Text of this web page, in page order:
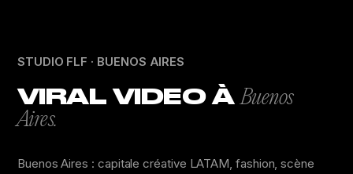
STUDIO FLF · BUENOS AIRES
VIRAL VIDEO ÀBuenos
Aires.
Buenos Aires : capitale créative LATAM, fashion, scène